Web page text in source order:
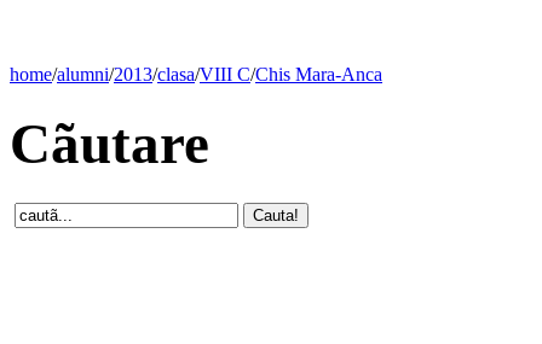
home/alumni/2013/clasa/VIII C/Chis Mara-Anca
Cãutare